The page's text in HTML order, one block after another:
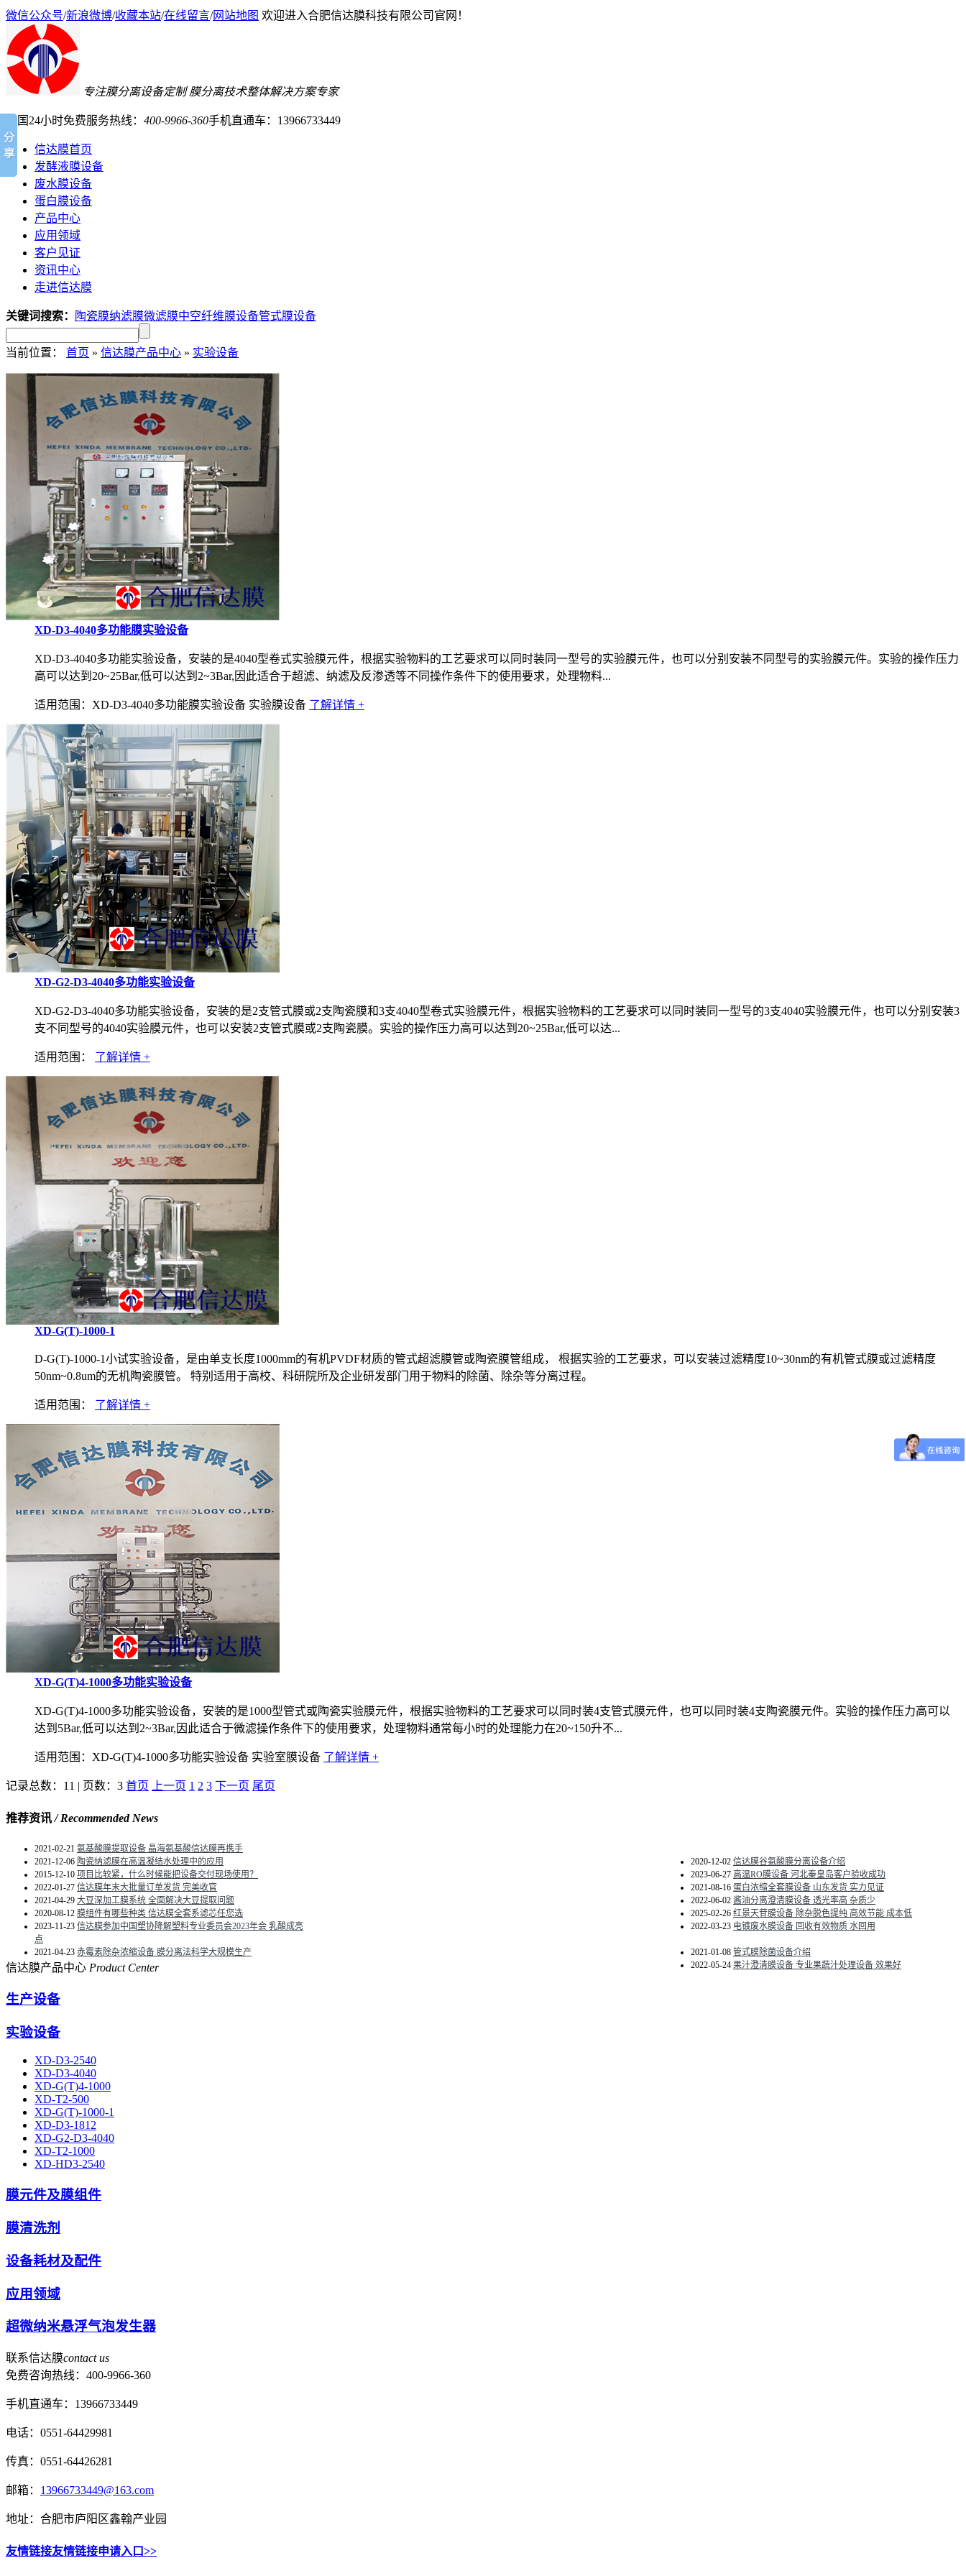
微信公众号/新浪微博/收藏本站/在线留言/网站地图 欢迎进入合肥信达膜科技有限公司官网！
专注膜分离设备定制 膜分离技术整体解决方案专家
全国24小时免费服务热线： 400-9966-360手机直通车：13966733449
信达膜首页
发酵液膜设备
废水膜设备
蛋白膜设备
产品中心
应用领域
客户见证
资讯中心
走进信达膜
关键词搜索： 陶瓷膜纳滤膜微滤膜中空纤维膜设备管式膜设备
当前位置： 首页 » 信达膜产品中心 » 实验设备
XD-D3-4040多功能膜实验设备
XD-D3-4040多功能实验设备，安装的是4040型卷式实验膜元件，根据实验物料的工艺要求可以同时装同一型号的实验膜元件，也可以分别安装不同型号的实验膜元件。实验的操作压力
高可以达到20~25Bar,低可以达到2~3Bar,因此适合于超滤、纳滤及反渗透等不同操作条件下的使用要求，处理物料...
适用范围：XD-D3-4040多功能膜实验设备 实验膜设备 了解详情 +
XD-G2-D3-4040多功能实验设备
XD-G2-D3-4040多功能实验设备，安装的是2支管式膜或2支陶瓷膜和3支4040型卷式实验膜元件，根据实验物料的工艺要求可以同时装同一型号的3支4040实验膜元件，也可以分别安装3
支不同型号的4040实验膜元件，也可以安装2支管式膜或2支陶瓷膜。实验的操作压力高可以达到20~25Bar,低可以达...
适用范围： 了解详情 +
XD-G(T)-1000-1
D-G(T)-1000-1小试实验设备，是由单支长度1000mm的有机PVDF材质的管式超滤膜管或陶瓷膜管组成， 根据实验的工艺要求，可以安装过滤精度10~30nm的有机管式膜或过滤精度
50nm~0.8um的无机陶瓷膜管。 特别适用于高校、科研院所及企业研发部门用于物料的除菌、除杂等分离过程。
适用范围： 了解详情 +
XD-G(T)4-1000多功能实验设备
XD-G(T)4-1000多功能实验设备，安装的是1000型管式或陶瓷实验膜元件，根据实验物料的工艺要求可以同时装4支管式膜元件，也可以同时装4支陶瓷膜元件。实验的操作压力高可以
达到5Bar,低可以达到2~3Bar,因此适合于微滤操作条件下的使用要求，处理物料通常每小时的处理能力在20~150升不...
适用范围：XD-G(T)4-1000多功能实验设备 实验室膜设备 了解详情 +
记录总数：11 | 页数：3 首页 上一页 1 2 3 下一页 尾页
推荐资讯/ Recommended News
2021-02-21 氨基酸膜提取设备 晶海氨基酸信达膜再携手
2020-12-02 信达膜谷氨酸膜分离设备介绍
2021-12-06 陶瓷纳滤膜在高温凝结水处理中的应用
2023-06-27 高温RO膜设备 河北秦皇岛客户验收成功
2015-12-10 项目比较紧，什么时候能把设备交付现场使用？
2021-08-16 蛋白浓缩全套膜设备 山东发货 实力见证
2022-01-27 信达膜年末大批量订单发货 完美收官
2022-06-02 酱油分离澄清膜设备 透光率高 杂质少
2021-04-29 大豆深加工膜系统 全面解决大豆提取问题
2025-02-26 红景天苷膜设备 除杂脱色提纯 高效节能 成本低
2020-08-12 膜组件有哪些种类 信达膜全套系滤芯任您选
2022-03-23 电镀废水膜设备 回收有效物质 水回用
2023-11-23 信达膜参加中国塑协降解塑料专业委员会2023年会 乳酸成亮
点
2021-01-08 管式膜除菌设备介绍
2021-04-23 赤霉素除杂浓缩设备 膜分离法科学大规模生产
2022-05-24 果汁澄清膜设备 专业果蔬汁处理设备 效果好
信达膜产品中心 Product Center
生产设备
实验设备
XD-D3-2540
XD-D3-4040
XD-G(T)4-1000
XD-T2-500
XD-G(T)-1000-1
XD-D3-1812
XD-G2-D3-4040
XD-T2-1000
XD-HD3-2540
膜元件及膜组件
膜清洗剂
设备耗材及配件
应用领域
超微纳米悬浮气泡发生器
联系信达膜contact us
免费咨询热线： 400-9966-360
手机直通车：13966733449
电话：0551-64429981
传真：0551-64426281
邮箱： 13966733449@163.com
地址：合肥市庐阳区鑫翰产业园
友情链接友情链接申请入口>>